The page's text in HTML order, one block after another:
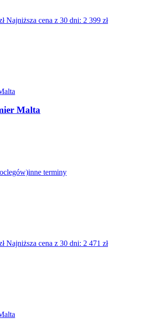
Najniższa cena z 30 dni: 2 399 zł
Malta
inne terminy
Najniższa cena z 30 dni: 2 471 zł